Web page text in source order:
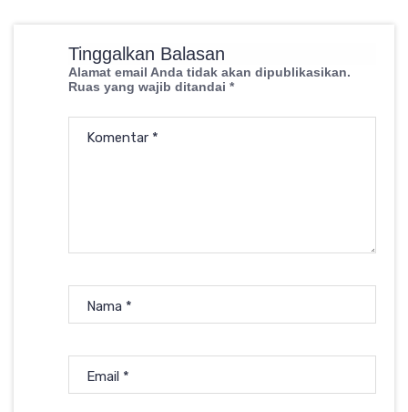
Tinggalkan Balasan
Alamat email Anda tidak akan dipublikasikan.
Ruas yang wajib ditandai *
Komentar *
Nama *
Email *